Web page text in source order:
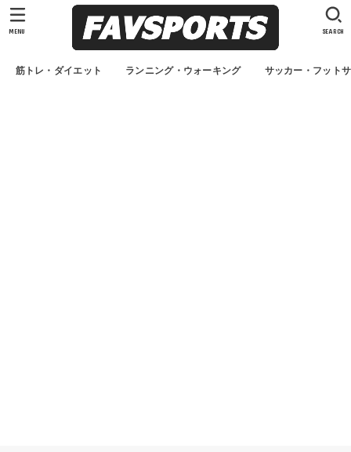
筋トレ・ダイエット ランニング・ウォーキング サッカー・フット
SEARCH
MENU